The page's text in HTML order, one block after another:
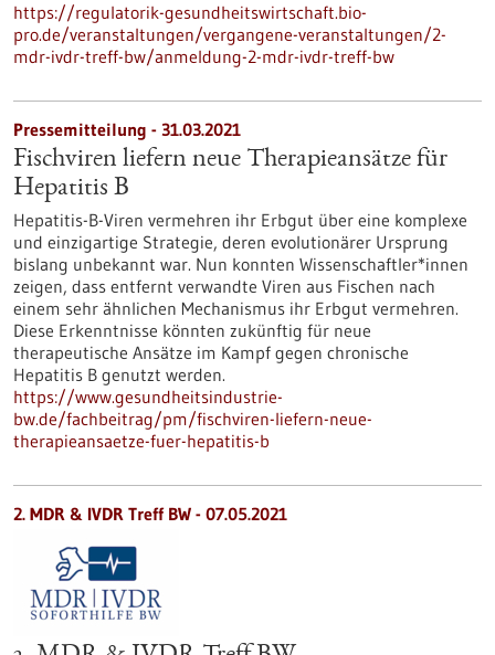
https://regulatorik-gesundheitswirtschaft.bio-
pro.de/veranstaltungen/vergangene-veranstaltungen/2-
mdr-ivdr-treff-bw/anmeldung-2-mdr-ivdr-treff-bw
Pressemitteilung - 31.03.2021
Fischviren liefern neue Therapieansätze für
Hepatitis B
Hepatitis-B-Viren vermehren ihr Erbgut über eine komplexe
und einzigartige Strategie, deren evolutionärer Ursprung
bislang unbekannt war. Nun konnten Wissenschaftler*innen
zeigen, dass entfernt verwandte Viren aus Fischen nach
einem sehr ähnlichen Mechanismus ihr Erbgut vermehren.
Diese Erkenntnisse könnten zukünftig für neue
therapeutische Ansätze im Kampf gegen chronische
Hepatitis B genutzt werden.
https://www.gesundheitsindustrie-
bw.de/fachbeitrag/pm/fischviren-liefern-neue-
therapieansaetze-fuer-hepatitis-b
2. MDR & IVDR Treff BW - 07.05.2021